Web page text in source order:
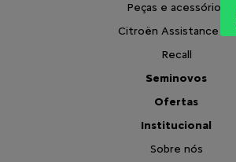
Peças e acessórios
Citroën Assistance XL
Recall
Seminovos
Ofertas
Institucional
Sobre nós